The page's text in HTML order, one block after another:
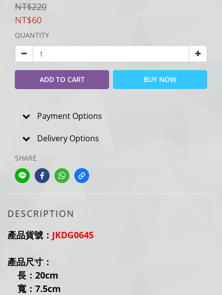
NT$220
NT$60
QUANTITY
ADD TO CART BUY NOW
Payment Options
Delivery Options
SHARE
DESCRIPTION
產品貨號： JKDG0645
產品尺寸：
長：20cm
寬：7.5cm